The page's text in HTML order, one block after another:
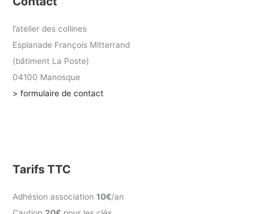
l’atelier des collines
Esplanade François Mitterrand
(bâtiment La Poste)
04100 Manosque
> formulaire de contact
Tarifs TTC
Adhésion association10€/an